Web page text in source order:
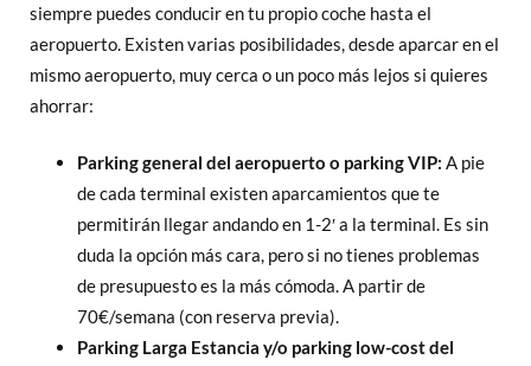
siempre puedes conducir en tu propio coche hasta el
aeropuerto. Existen varias posibilidades, desde aparcar en el
mismo aeropuerto, muy cerca o un poco más lejos si quieres
ahorrar:
Parking general del aeropuerto o parking VIP: A pie
de cada terminal existen aparcamientos que te
permitirán llegar andando en 1-2′ a la terminal. Es sin
duda la opción más cara, pero si no tienes problemas
de presupuesto es la más cómoda. A partir de
70€/semana (con reserva previa).
Parking Larga Estancia y/o parking low-cost del